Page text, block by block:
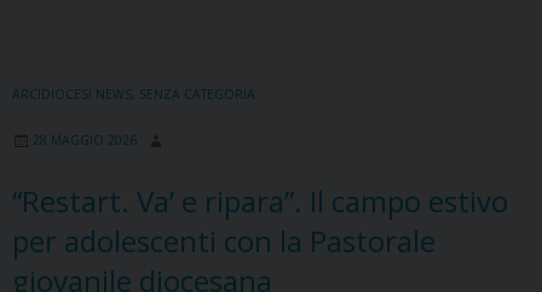
ARCIDIOCESI NEWS SENZA CATEGORIA
28 MAGGIO 2026
“Restart. Va’ e ripara”. Il campo estivo
per adolescenti con la Pastorale
giovanile diocesana